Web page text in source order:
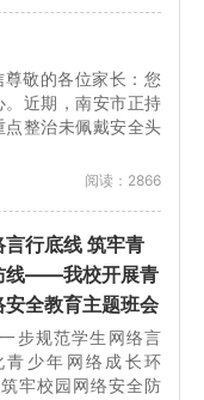
敬的各位家长：您
近期，南安市正持
整治未佩戴安全头
阅读：2866
言行底线 筑牢青
线——我校开展青
安全教育主题班会
步规范学生网络言
青少年网络成长环
牢校园网络安全防